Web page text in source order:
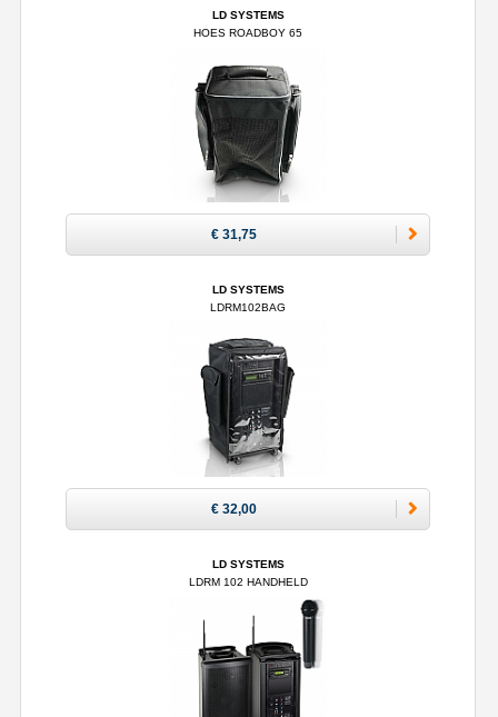
LD SYSTEMS
HOES ROADBOY 65
€ 31,75
LD SYSTEMS
LDRM102BAG
€ 32,00
LD SYSTEMS
LDRM 102 HANDHELD